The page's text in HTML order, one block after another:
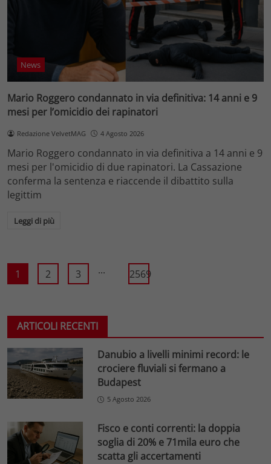
News
Mario Roggero condannato in via definitiva: 14 anni e 9
mesi per l’omicidio dei rapinatori
Redazione VelvetMAG 4 Agosto 2026
Mario Roggero condannato in via definitiva a 14 anni e 9
mesi per l'omicidio di due rapinatori. La Cassazione
conferma la sentenza e riaccende il dibattito sulla
legittim
Leggi di più
1 2 3 ... 2569
ARTICOLI RECENTI
Danubio a livelli minimi record: le
crociere fluviali si fermano a
Budapest
5 Agosto 2026
Fisco e conti correnti: la doppia
soglia di 20% e 71mila euro che
scatta gli accertamenti